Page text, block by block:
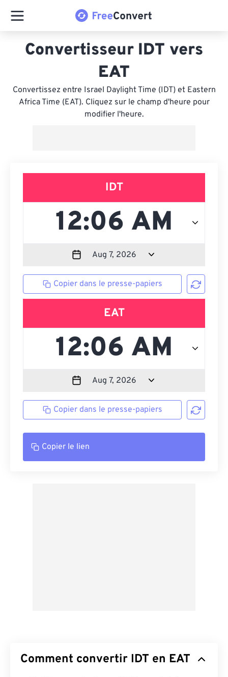
Convertisseur IDT vers
EAT
Convertissez entre Israel Daylight Time (IDT) et Eastern
Africa Time (EAT). Cliquez sur le champ d'heure pour
modifier l'heure.
IDT
Copier dans le presse-papiers
EAT
Copier dans le presse-papiers
Copier le lien
Comment convertir IDT en EAT